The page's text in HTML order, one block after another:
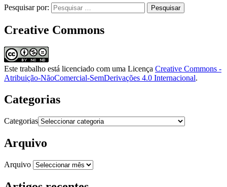
Pesquisar por:
Creative Commons
Este trabalho está licenciado com uma Licença Creative Commons -
Atribuição-NãoComercial-SemDerivações 4.0 Internacional.
Categorias
Categorias
Arquivo
Arquivo